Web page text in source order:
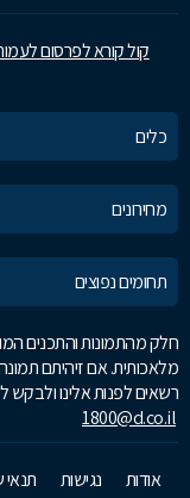
קול קורא לפרסום
כלים
מחירונים
תחומים נפוצים
חלק מהתמונות והתכנים
מלאכותית. אם זיהיתם
רשאים לפנות אלינו
1800@d.co.il
אודות נגישות תנאי